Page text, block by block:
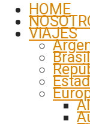
HOME
VIAJES
Brasil